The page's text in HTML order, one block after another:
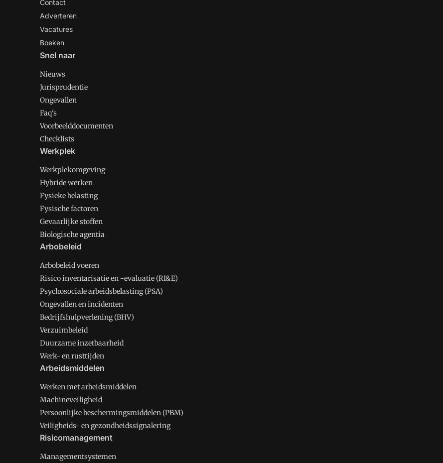
Contact
Adverteren
Vacatures
Boeken
Snel naar
Nieuws
Jurisprudentie
Ongevallen
Faq's
Voorbeelddocumenten
Checklists
Werkplek
Werkplekomgeving
Hybride werken
Fysieke belasting
Fysische factoren
Gevaarlijke stoffen
Biologische agentia
Arbobeleid
Arbobeleid voeren
Risico inventarisatie en -evaluatie (RI&E)
Psychosociale arbeidsbelasting (PSA)
Ongevallen en incidenten
Bedrijfshulpverlening (BHV)
Verzuimbeleid
Duurzame inzetbaarheid
Werk- en rusttijden
Arbeidsmiddelen
Werken met arbeidsmiddelen
Machineveiligheid
Persoonlijke beschermingsmiddelen (PBM)
Veiligheids- en gezondheidssignalering
Risicomanagement
Managementsystemen